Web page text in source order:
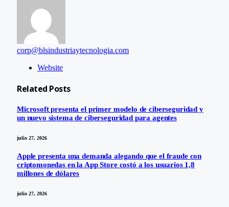
corp@blsindustriaytecnologia.com
Website
Related Posts
Microsoft presenta el primer modelo de ciberseguridad y
un nuevo sistema de ciberseguridad para agentes
julio 27, 2026
Apple presenta una demanda alegando que el fraude con
criptomonedas en la App Store costó a los usuarios 1,8
millones de dólares
julio 27, 2026